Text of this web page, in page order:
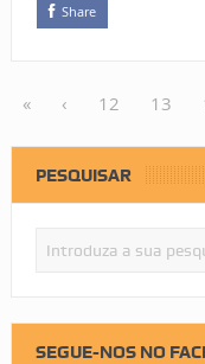
Share
« ‹ 12 13
PESQUISAR
SEGUE-NOS NO